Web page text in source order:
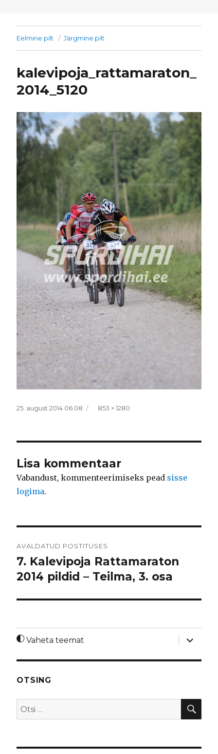
Eelmine pilt Järgmine pilt
kalevipoja_rattamaraton_
2014_5120
Postitatud
25. august 2014 06:08 Täissuurus
853 × 1280
Lisa kommentaar
Vabandust, kommenteerimiseks pead sisse
logima.
AVALDATUD POSTITUSES
7. Kalevipoja Rattamaraton
2014 pildid – Teilma, 3. osa
Vaheta teemat
laienda
OTSING
Otsi: